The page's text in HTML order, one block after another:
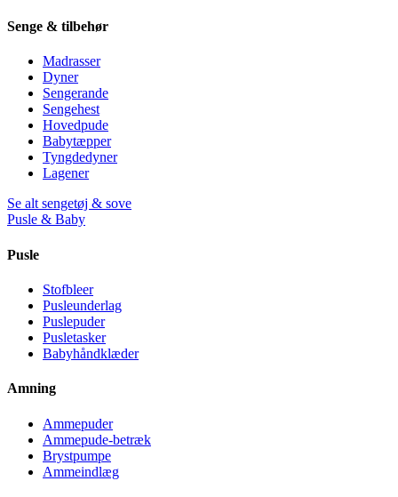
Senge & tilbehør
Madrasser
Dyner
Sengerande
Sengehest
Hovedpude
Babytæpper
Tyngdedyner
Lagener
Se alt sengetøj & sove
Pusle & Baby
Pusle
Stofbleer
Pusleunderlag
Puslepuder
Pusletasker
Babyhåndklæder
Amning
Ammepuder
Ammepude-betræk
Brystpumpe
Ammeindlæg